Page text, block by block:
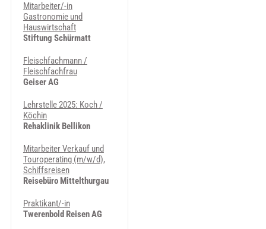
Mitarbeiter/-in
Gastronomie und
Hauswirtschaft
Stiftung Schürmatt
Fleischfachmann /
Fleischfachfrau
Geiser AG
Lehrstelle 2025: Koch /
Köchin
Rehaklinik Bellikon
Mitarbeiter Verkauf und
Touroperating (m/w/d),
Schiffsreisen
Reisebüro Mittelthurgau
Praktikant/-in
Twerenbold Reisen AG